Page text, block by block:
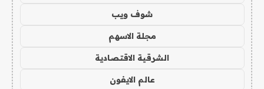
شوف ويب
مجلة الاسهم
الشرقية الاقتصادية
عالم الايفون